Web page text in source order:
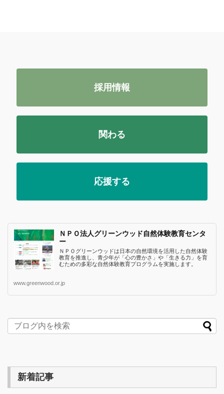
採用情報
関わる
応援する
ＮＰＯ法人グリーンウッド自然体験教育センタ
ー
ＮＰＯグリーンウッドは日本の自然環境を活用した自然体験
教育を推進し、青少年が「心の豊かさ」や「生きる力」を育
むための多彩な自然体験教育プログラムを実施します。
www.greenwood.or.jp
新着記事